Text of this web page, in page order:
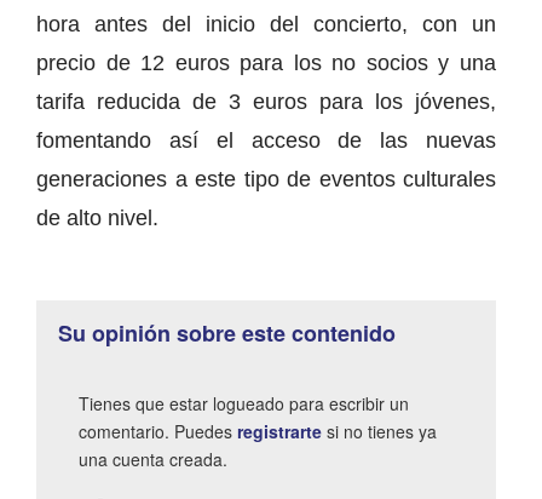
hora antes del inicio del concierto, con un
precio de 12 euros para los no socios y una
tarifa reducida de 3 euros para los jóvenes,
fomentando así el acceso de las nuevas
generaciones a este tipo de eventos culturales
de alto nivel.
Su opinión sobre este contenido
Tienes que estar logueado para escribir un
comentario. Puedes registrarte si no tienes ya
una cuenta creada.